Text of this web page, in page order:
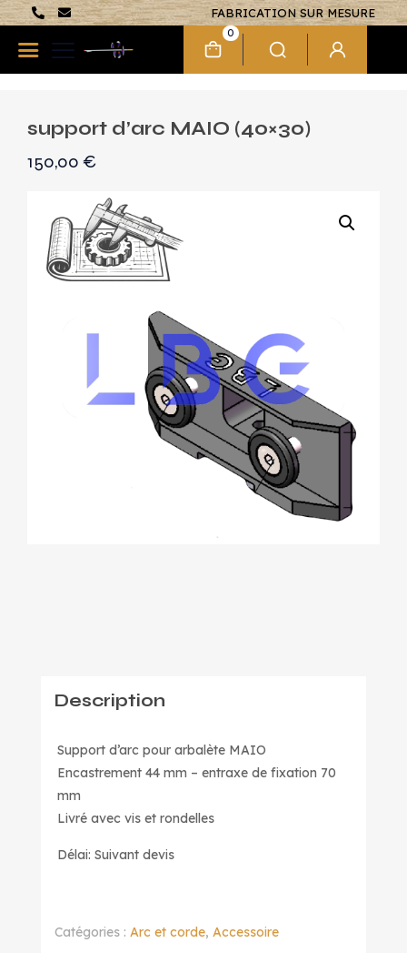
FABRICATION SUR MESURE
0
support d’arc MAIO (40×30)
150,00 €
Description
Support d’arc pour arbalète MAIO
Encastrement 44 mm – entraxe de fixation 70
mm
Livré avec vis et rondelles
Délai: Suivant devis
Catégories : Arc et corde, Accessoire